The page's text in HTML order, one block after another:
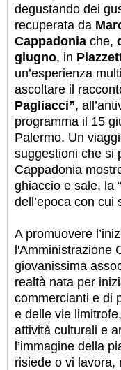
degustando dei
recuperata da
Cappadonia che,
giugno, in
un’esperienza
ascoltare il
Pagliacci”,
programma il 15
Palermo. Un
suggestioni che si
Cappadonia
ghiaccio e sale, la
dell’epoca con cui
A promuovere
l'Amministrazione
giovanissima
realtà nata per
commercianti e di
e delle vie
attività culturali e
l’immagine della
risiede o vi lavora,